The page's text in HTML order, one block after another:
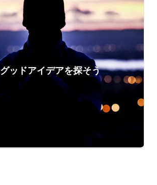
グッドアイデアを探そう